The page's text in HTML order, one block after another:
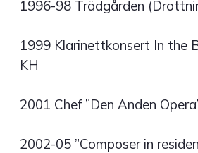
1996-98 Trädgården
1999 Klarinettkonsert In the
KH
2001 Chef ”Den Anden
2002-05 ”Composer in